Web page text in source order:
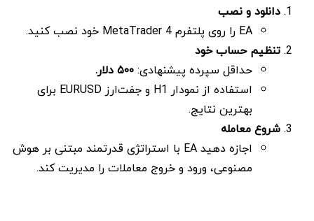
دانلود و نصب
EA را روی پلتفرم MetaTrader 4 خود نصب کنید.
تنظیم حساب خود
حداقل سپرده پیشنهادی:۵۰۰دلار.
استفاده از نمودار H1 و جفت‌ارز EURUSD برای
بهترین نتایج.
شروع معامله
اجازه دهید EA با استراتژی قدرتمند مبتنی بر هوش
مصنوعی، ورود و خروج معاملات را مدیریت کند.